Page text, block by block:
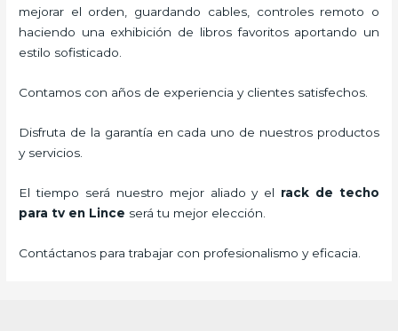
mejorar el orden, guardando cables, controles remoto o
haciendo una exhibición de libros favoritos aportando un
estilo sofisticado.
Contamos con años de experiencia y clientes satisfechos.
Disfruta de la garantía en cada uno de nuestros productos
y servicios.
El tiempo será nuestro mejor aliado y el rack de techo
para tv en Lince será tu mejor elección.
Contáctanos para trabajar con profesionalismo y eficacia.